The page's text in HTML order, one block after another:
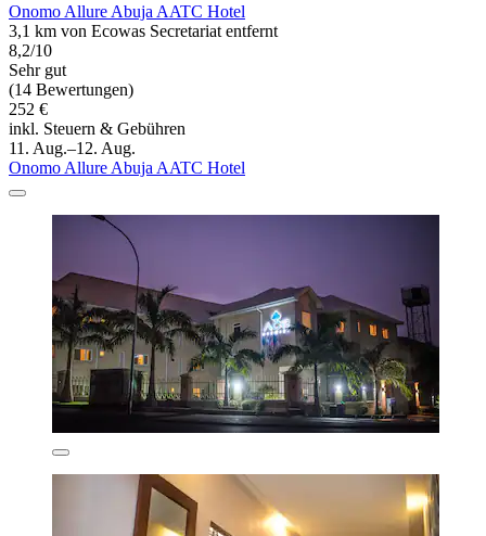
Onomo Allure Abuja AATC Hotel
3,1 km von Ecowas Secretariat entfernt
8,2/10
Sehr gut
(14 Bewertungen)
252 €
inkl. Steuern & Gebühren
11. Aug.–12. Aug.
Onomo Allure Abuja AATC Hotel